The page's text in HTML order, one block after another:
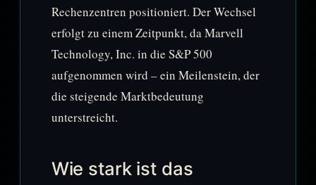
Rechenzentren positioniert. Der Wechsel
erfolgt zu einem Zeitpunkt, da Marvell
Technology, Inc. in die S&P 500
aufgenommen wird – ein Meilenstein, der
die steigende Marktbedeutung
unterstreicht.
Wie stark ist das